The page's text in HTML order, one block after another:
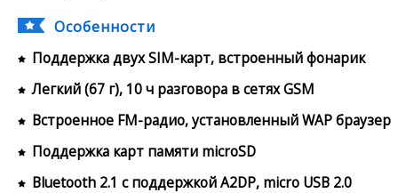
Особенности
Поддержка двух SIM-карт, встроенный фонарик
Легкий (67 г), 10 ч разговора в сетях GSM
Встроенное FM-радио, установленный WAP браузер
Поддержка карт памяти microSD
Bluetooth 2.1 с поддержкой A2DP, micro USB 2.0